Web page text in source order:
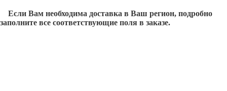
Если Вам необходима доставка в Ваш регион, подробно
заполните все соответствующие поля в заказе.